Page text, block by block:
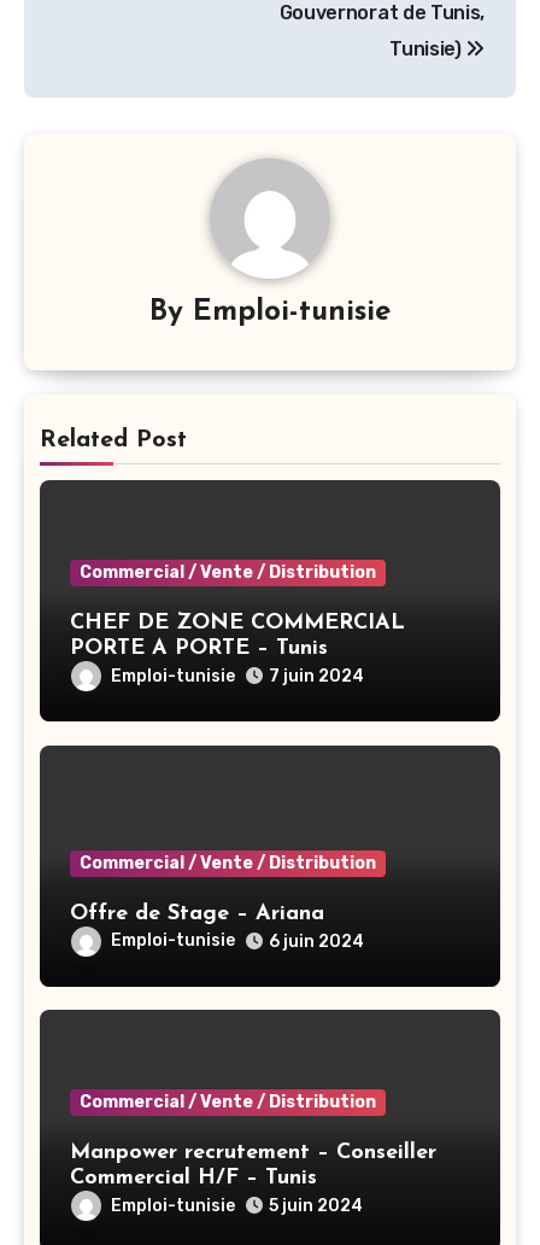
Gouvernorat de Tunis,
Tunisie)
By Emploi-tunisie
Related Post
Commercial / Vente / Distribution
CHEF DE ZONE COMMERCIAL
PORTE A PORTE – Tunis
Emploi-tunisie 7 juin 2024
Commercial / Vente / Distribution
Offre de Stage – Ariana
Emploi-tunisie 6 juin 2024
Commercial / Vente / Distribution
Manpower recrutement – Conseiller
Commercial H/F – Tunis
Emploi-tunisie 5 juin 2024